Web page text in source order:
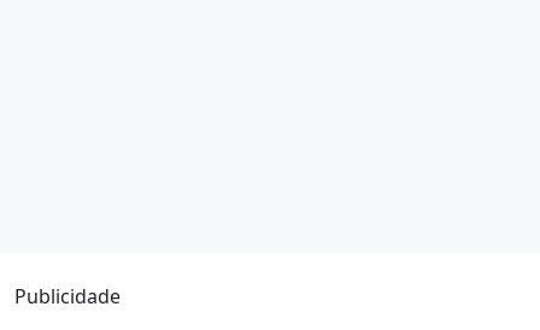
Publicidade